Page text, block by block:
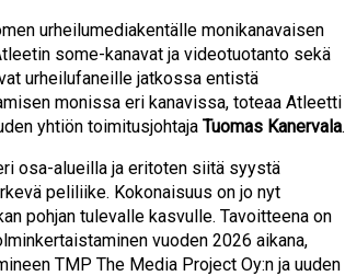
urheilumediakentälle monikanavaisen
some-kanavat ja videotuotanto sekä
urheilufaneille jatkossa entistä
monissa eri kanavissa, toteaa Atleetti
yhtiön toimitusjohtajaTuomas Kanervala.
osa-alueilla ja eritoten siitä syystä
peliliike. Kokonaisuus on jo nyt
pohjan tulevalle kasvulle. Tavoitteena on
vuoden 2026 aikana,
TMP The Media Project Oy:n ja uuden